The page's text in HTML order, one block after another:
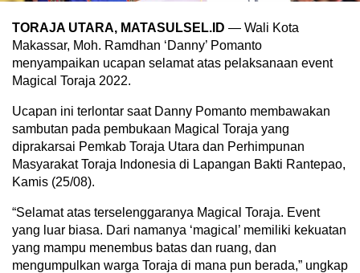
TORAJA UTARA, MATASULSEL.ID — Wali Kota
Makassar, Moh. Ramdhan ‘Danny’ Pomanto
menyampaikan ucapan selamat atas pelaksanaan event
Magical Toraja 2022.
Ucapan ini terlontar saat Danny Pomanto membawakan
sambutan pada pembukaan Magical Toraja yang
diprakarsai Pemkab Toraja Utara dan Perhimpunan
Masyarakat Toraja Indonesia di Lapangan Bakti Rantepao,
Kamis (25/08).
“Selamat atas terselenggaranya Magical Toraja. Event
yang luar biasa. Dari namanya ‘magical’ memiliki kekuatan
yang mampu menembus batas dan ruang, dan
mengumpulkan warga Toraja di mana pun berada,” ungkap